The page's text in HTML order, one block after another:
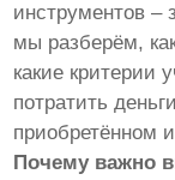
инструментов –
мы разберём,
какие критерии
потратить
приобретённом
Почему важно